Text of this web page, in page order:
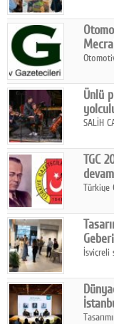
çalışan
Ünlü
SALİH
ETKİ
TGC
Türkiye
İsviçreli